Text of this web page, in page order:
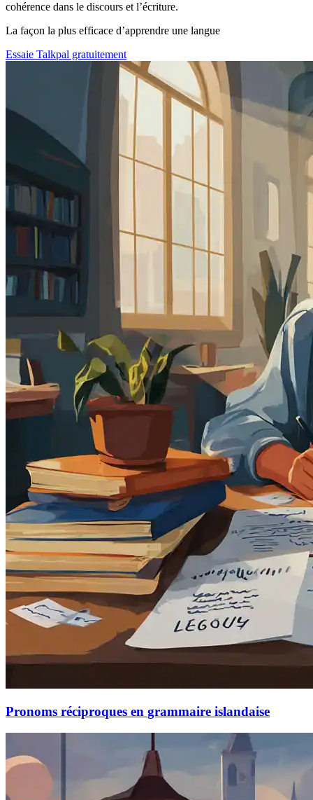
cohérence dans le discours et l’écriture.
La façon la plus efficace d’apprendre une langue
Essaie Talkpal gratuitement
Pronoms réciproques en grammaire islandaise